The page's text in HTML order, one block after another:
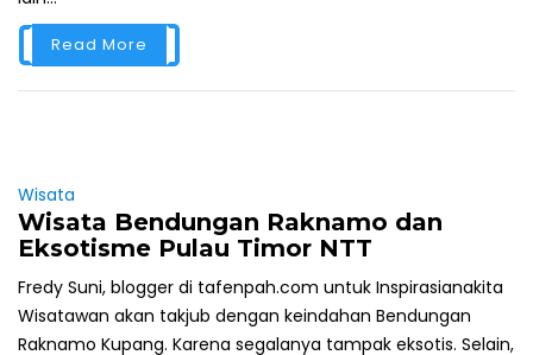
Read More
Wisata
Wisata Bendungan Raknamo dan
Eksotisme Pulau Timor NTT
Fredy Suni, blogger di tafenpah.com untuk Inspirasianakita
Wisatawan akan takjub dengan keindahan Bendungan
Raknamo Kupang. Karena segalanya tampak eksotis. Selain,